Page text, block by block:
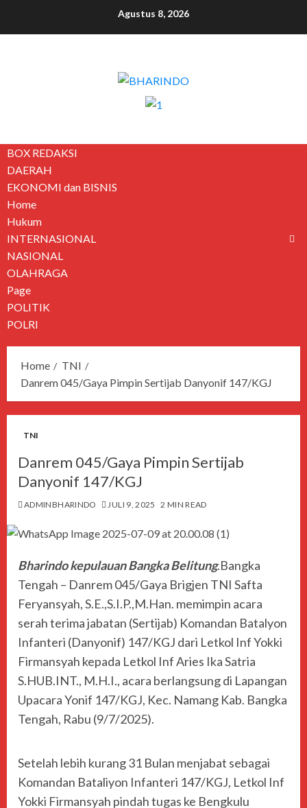
Agustus 8, 2026
BOX REDAKSI
DAERAH
EKONOMI dan BISNIS
Home
Hukum
INTERNASIONAL
NASIONAL
OLAHRAGA
Page
POLITIK
POLRI
Home
TNI
Danrem 045/Gaya Pimpin Sertijab Danyonif 147/KGJ
TNI
Danrem 045/Gaya Pimpin Sertijab
Danyonif 147/KGJ
ADMINBHARINDO JULI 9, 2025 2 MIN READ
Bharindo kepulauan Bangka Belitung.Bangka
Tengah – Danrem 045/Gaya Brigjen TNI Safta
Feryansyah, S.E.,S.I.P.,M.Han. memimpin acara
serah terima jabatan (Sertijab) Komandan Batalyon
Infanteri (Danyonif) 147/KGJ dari Letkol Inf Yokki
Firmansyah kepada Letkol Inf Aries Ika Satria
S.HUB.INT., M.H.I., acara berlangsung di Lapangan
Upacara Yonif 147/KGJ, Kec. Namang Kab. Bangka
Tengah, Rabu (9/7/2025).
Setelah lebih kurang 31 Bulan menjabat sebagai
Komandan Bataliyon Infanteri 147/KGJ, Letkol Inf
Yokki Firmansyah pindah tugas ke Bengkulu